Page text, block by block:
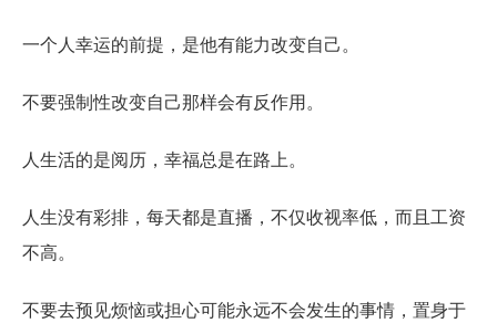
一个人幸运的前提，是他有能力改变自己。
不要强制性改变自己那样会有反作用。
人生活的是阅历，幸福总是在路上。
人生没有彩排，每天都是直播，不仅收视率低，而且工资
不高。
不要去预见烦恼或担心可能永远不会发生的事情，置身于